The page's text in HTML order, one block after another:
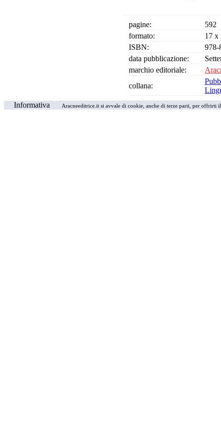
pagine:
592
formato:
17 x
ISBN:
978-
data pubblicazione:
marchio editoriale:
collana:
Informativa
Aracneeditrice.it si avvale di cookie, anche di terze parti, per